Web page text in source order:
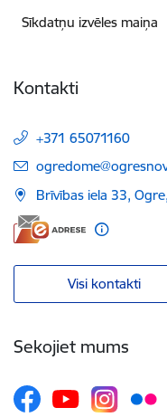
Sīkdatņu izvēles maiņa
Kontakti
+371 65071160
E-pasts:
Brīvības iela 33,
Visi kontakti
Sekojiet mums